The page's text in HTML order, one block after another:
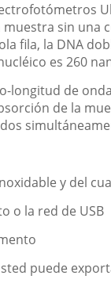
sin
fila, la DNA
es 260
longitud de
de la
y del
o la red de USB
puede